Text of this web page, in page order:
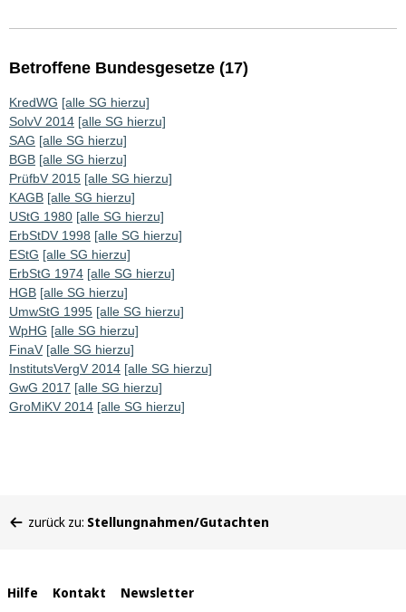
Betroffene Bundesgesetze (17)
KredWG [alle SG hierzu]
SolvV 2014 [alle SG hierzu]
SAG [alle SG hierzu]
BGB [alle SG hierzu]
PrüfbV 2015 [alle SG hierzu]
KAGB [alle SG hierzu]
UStG 1980 [alle SG hierzu]
ErbStDV 1998 [alle SG hierzu]
EStG [alle SG hierzu]
ErbStG 1974 [alle SG hierzu]
HGB [alle SG hierzu]
UmwStG 1995 [alle SG hierzu]
WpHG [alle SG hierzu]
FinaV [alle SG hierzu]
InstitutsVergV 2014 [alle SG hierzu]
GwG 2017 [alle SG hierzu]
GroMiKV 2014 [alle SG hierzu]
befinden
zurück zu: Stellungnahmen/Gutachten
Interne
Hilfe Kontakt Newsletter